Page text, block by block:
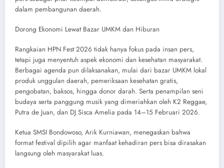
dalam pembangunan daerah.
​Dorong Ekonomi Lewat Bazar UMKM dan Hiburan
​Rangkaian HPN Fest 2026 tidak hanya fokus pada insan pers,
tetapi juga menyentuh aspek ekonomi dan kesehatan masyarakat.
Berbagai agenda pun dilaksanakan, mulai dari bazar UMKM lokal
produk unggulan daerah, pemeriksaan kesehatan gratis,
pengobatan, baksos, hingga donor darah. Serta penampilan seni
budaya serta panggung musik yang dimeriahkan oleh K2 Reggae,
Putra de Juan, dan DJ Sisca Amelia pada 14–15 Februari 2026.
​Ketua SMSI Bondowoso, Arik Kurniawan, menegaskan bahwa
format festival dipilih agar manfaat kehadiran pers bisa dirasakan
langsung oleh masyarakat luas.